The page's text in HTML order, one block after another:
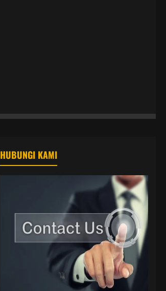
HUBUNGI KAMI